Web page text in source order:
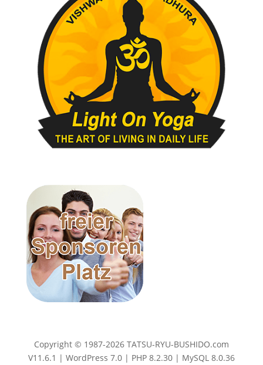
Copyright © 1987-2026 TATSU-RYU-BUSHIDO.com
V11.6.1 | WordPress 7.0 | PHP 8.2.30 | MySQL 8.0.36